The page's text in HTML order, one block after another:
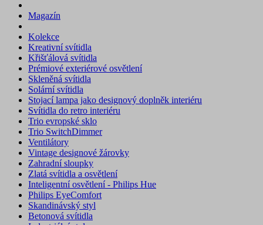
Magazín
Kolekce
Kreativní svítidla
Křišťálová svítidla
Prémiové exteriérové osvětlení
Skleněná svítidla
Solární svítidla
Stojací lampa jako designový doplněk interiéru
Svítidla do retro interiéru
Trio evropské sklo
Trio SwitchDimmer
Ventilátory
Vintage designové žárovky
Zahradní sloupky
Zlatá svítidla a osvětlení
Inteligentní osvětlení - Philips Hue
Philips EyeComfort
Skandinávský styl
Betonová svítidla